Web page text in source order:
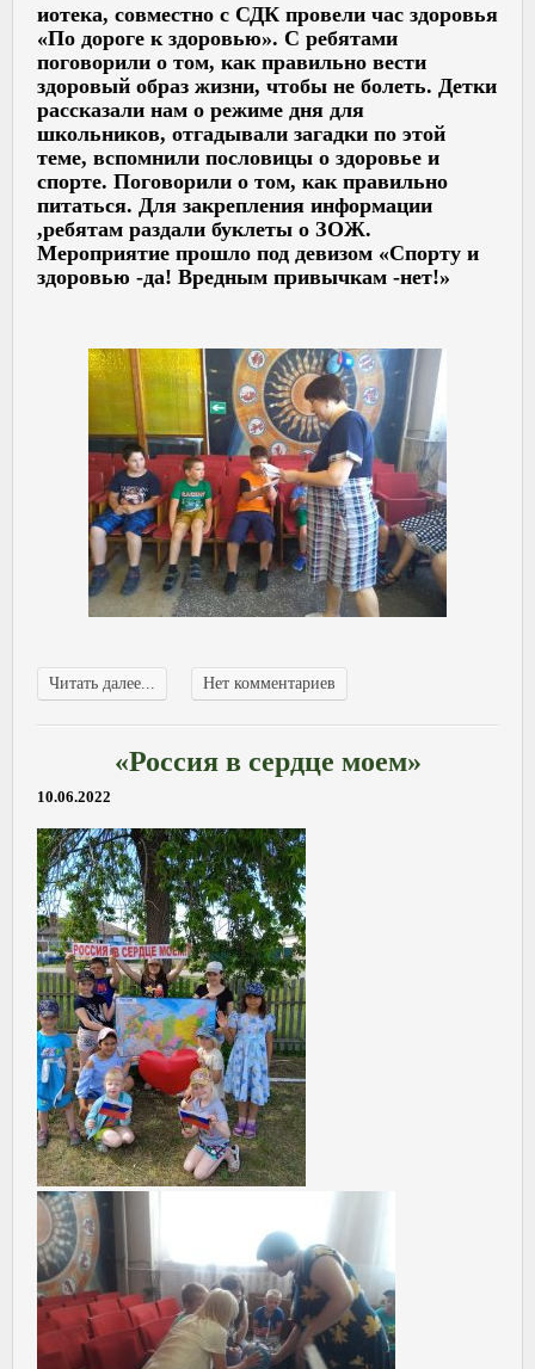
иотека, совместно с СДК провели час здоровья
«По дороге к здоровью». С ребятами
поговорили о том, как правильно вести
здоровый образ жизни, чтобы не болеть. Детки
рассказали нам о режиме дня для
школьников, отгадывали загадки по этой
теме, вспомнили пословицы о здоровье и
спорте. Поговорили о том, как правильно
питаться. Для закрепления информации
,ребятам раздали буклеты о ЗОЖ.
Мероприятие прошло под девизом «Спорту и
здоровью -да! Вредным привычкам -нет!»
Читать далее... Нет комментариев
«Россия в сердце моем»
10.06.2022